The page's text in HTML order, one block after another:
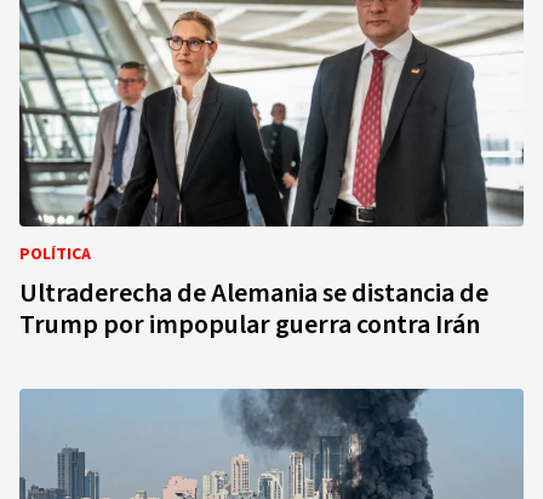
POLÍTICA
Ultraderecha de Alemania se distancia de
Trump por impopular guerra contra Irán